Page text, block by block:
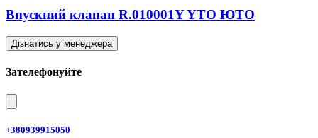
Впускний клапан R.010001Y YTO ЮТО
Дізнатись у менеджера
Зателефонуйте
+380939915050